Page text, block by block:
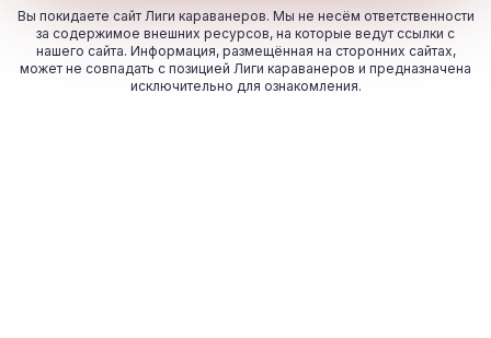
Вы покидаете сайт Лиги караванеров. Мы не несём ответственности
за содержимое внешних ресурсов, на которые ведут ссылки с
нашего сайта. Информация, размещённая на сторонних сайтах,
может не совпадать с позицией Лиги караванеров и предназначена
исключительно для ознакомления.